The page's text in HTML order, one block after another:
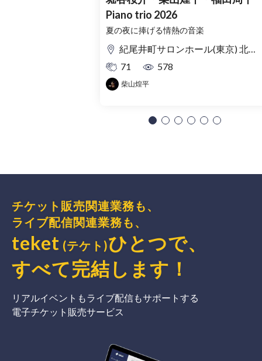
Piano trio 2026
夏の夜に捧げる情熱の音楽
紀尾井町サロンホール(東京) 北ノ庄クラシックス(福井)
71
578
柴山煌平
チケット販売関連業務も、
ライブ配信関連業務も、
teket (テケト)ひとつで、
すべて完結 します ！
リアルイベントもライブ配信もサポートする
電子チケット販売サービス